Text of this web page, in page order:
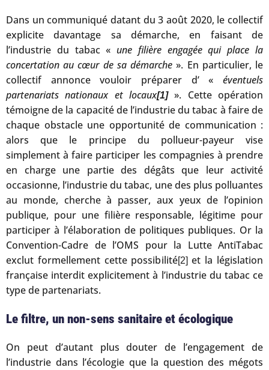
Dans un communiqué datant du 3 août 2020, le collectif
explicite davantage sa démarche, en faisant de
l’industrie du tabac « une filière engagée qui place la
concertation au cœur de sa démarche ». En particulier, le
collectif annonce vouloir préparer d’ « éventuels
partenariats nationaux et locaux[1]». Cette opération
témoigne de la capacité de l’industrie du tabac à faire de
chaque obstacle une opportunité de communication :
alors que le principe du pollueur-payeur vise
simplement à faire participer les compagnies à prendre
en charge une partie des dégâts que leur activité
occasionne, l’industrie du tabac, une des plus polluantes
au monde, cherche à passer, aux yeux de l’opinion
publique, pour une filière responsable, légitime pour
participer à l’élaboration de politiques publiques. Or la
Convention-Cadre de l’OMS pour la Lutte AntiTabac
exclut formellement cette possibilité[2]et la législation
française interdit explicitement à l’industrie du tabac ce
type de partenariats.
Le filtre, un non-sens sanitaire et écologique
On peut d’autant plus douter de l’engagement de
l’industrie dans l’écologie que la question des mégots